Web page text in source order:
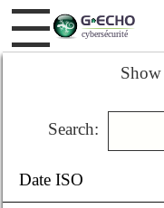
Show
Search:
Date ISO